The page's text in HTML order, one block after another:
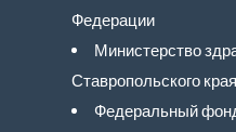
Федерации
Министерство
Ставропольского края
Федеральный